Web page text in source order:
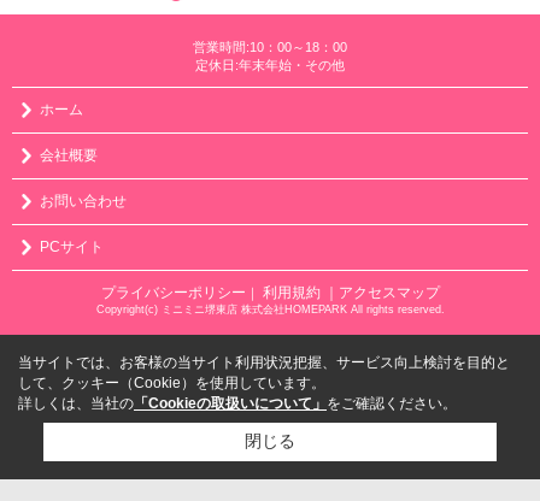
営業時間:10：00～18：00
定休日:年末年始・その他
ホーム
会社概要
お問い合わせ
PCサイト
プライバシーポリシー ｜ 利用規約 ｜アクセスマップ
Copyright(c) ミニミニ堺東店 株式会社HOMEPARK All rights reserved.
当サイトでは、お客様の当サイト利用状況把握、サービス向上検討を目的と
して、クッキー（Cookie）を使用しています。
詳しくは、当社の 「Cookieの取扱いについて」 をご確認ください。
閉じる